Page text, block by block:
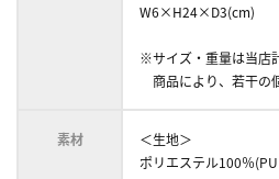
W6×H24×D3(cm)
※サイズ・重量は当店
商品により、若干の
素材
＜生地＞
ポリエステル100％